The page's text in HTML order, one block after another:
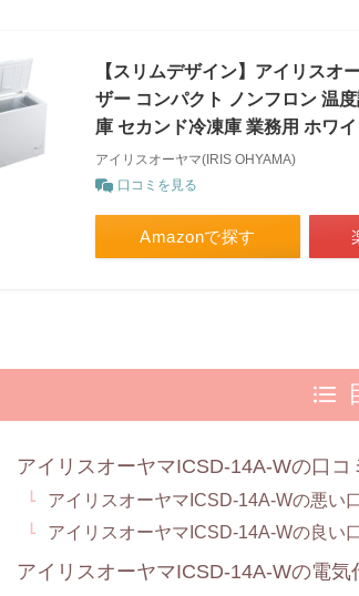
【スリムデザイン】アイリスオ
ザー コンパクト ノンフロン 温
庫 セカンド冷凍庫 業務用 ホワ
アイリスオーヤマ(IRIS OHYAMA)
口コミを見る
Amazonで探す
アイリスオーヤマICSD-14A-Wの口コ
アイリスオーヤマICSD-14A-Wの悪い
アイリスオーヤマICSD-14A-Wの良い
アイリスオーヤマICSD-14A-Wの電気